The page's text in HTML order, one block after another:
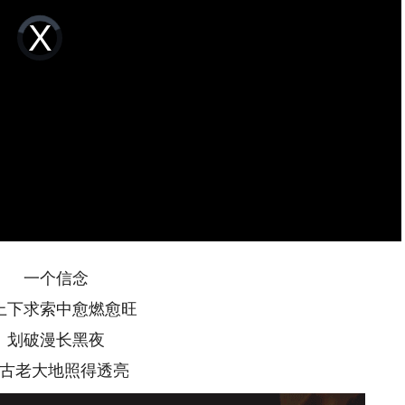
Video
Player
loading.
一个信念
求索中愈燃愈旺
破漫长黑夜
大地照得透亮